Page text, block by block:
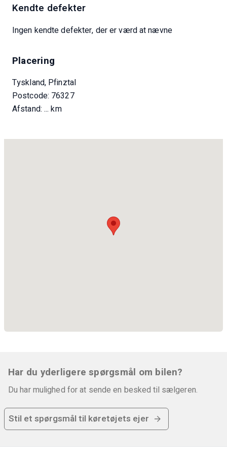
Kendte defekter
Ingen kendte defekter, der er værd at nævne
Placering
Tyskland, Pfinztal
Postcode: 76327
Afstand:... km
Har du yderligere spørgsmål om bilen?
Du har mulighed for at sende en besked til sælgeren.
Stil et spørgsmål til køretøjets ejer